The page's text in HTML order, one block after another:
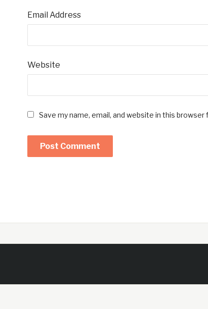
Email Address
Website
Save my name, email, and website in this